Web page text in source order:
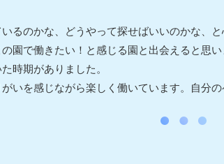
るのかな、どうやって探せばいいのかな、
園で働きたい！と感じる園と出会えると思
時期がありました。
いを感じながら楽しく働いています。自分